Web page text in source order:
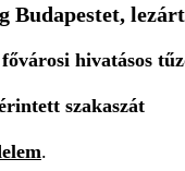
Budapestet,
fővárosi hivatásos
szakaszát
.